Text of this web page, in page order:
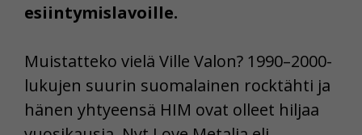
esiintymislavoille.
Muistatteko vielä Ville Valon? 1990–2000-
lukujen suurin suomalainen rocktähti ja
hänen yhtyeensä HIM ovat olleet hiljaa